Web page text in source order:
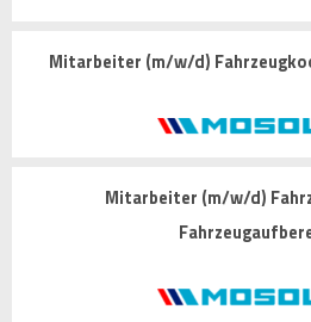
Mitarbeiter (m/w/d)
Mitarbeiter (m/w/d)